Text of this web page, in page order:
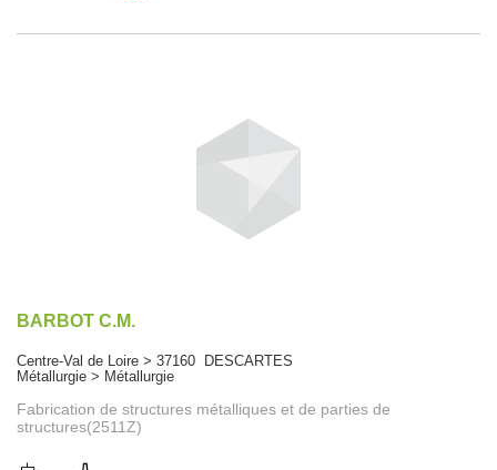
BARBOT C.M.
Centre-Val de Loire > 37160 DESCARTES
Métallurgie > Métallurgie
Fabrication de structures métalliques et de parties de
structures(2511Z)